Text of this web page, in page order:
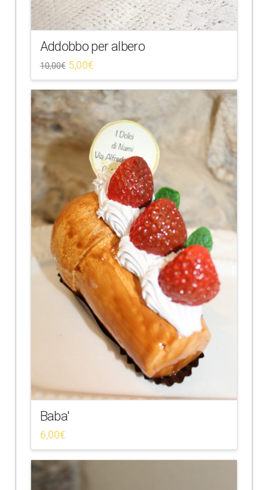
Addobbo per albero
10,00€ 5,00€
Baba'
6,00€